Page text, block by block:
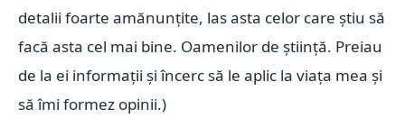
detalii foarte amănunțite, las asta celor care știu să
facă asta cel mai bine. Oamenilor de știință. Preiau
de la ei informații și încerc să le aplic la viața mea și
să îmi formez opinii.)